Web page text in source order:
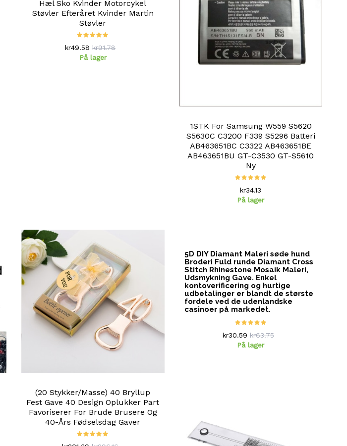
Hæl Sko Kvinder Motorcykel
Støvler Efteråret Kvinder Martin
Støvler
kr49.58kr91.78
På lager
1STK For Samsung W559 S5620
S5630C C3200 F339 S5296 Batteri
AB463651BC C3322 AB463651BE
AB463651BU GT-C3530 GT-S5610
Ny
kr34.13
På lager
(20 Stykker/masse) 40 Bryllup
Fest Gave 40 Design Oplukker Part
Favoriserer For Brude Brusere Og
40-Års Fødselsdag Gaver
5D DIY Diamant Maleri søde hund
Broderi Fuld runde Diamant Cross
Stitch Rhinestone Mosaik Maleri,
Udsmykning Gave. Enkel
kontoverificering og hurtige
udbetalinger er blandt de største
fordele ved de udenlandske
casinoerpå markedet.
kr30.59 kr63.75
På lager